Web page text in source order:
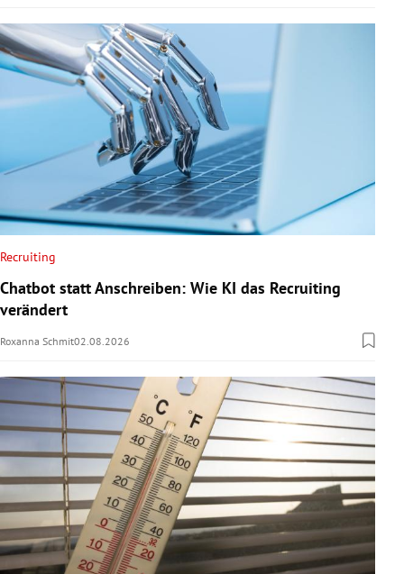
Recruiting
Chatbot statt Anschreiben: Wie KI das Recruiting
verändert
Roxanna Schmit02.08.2026